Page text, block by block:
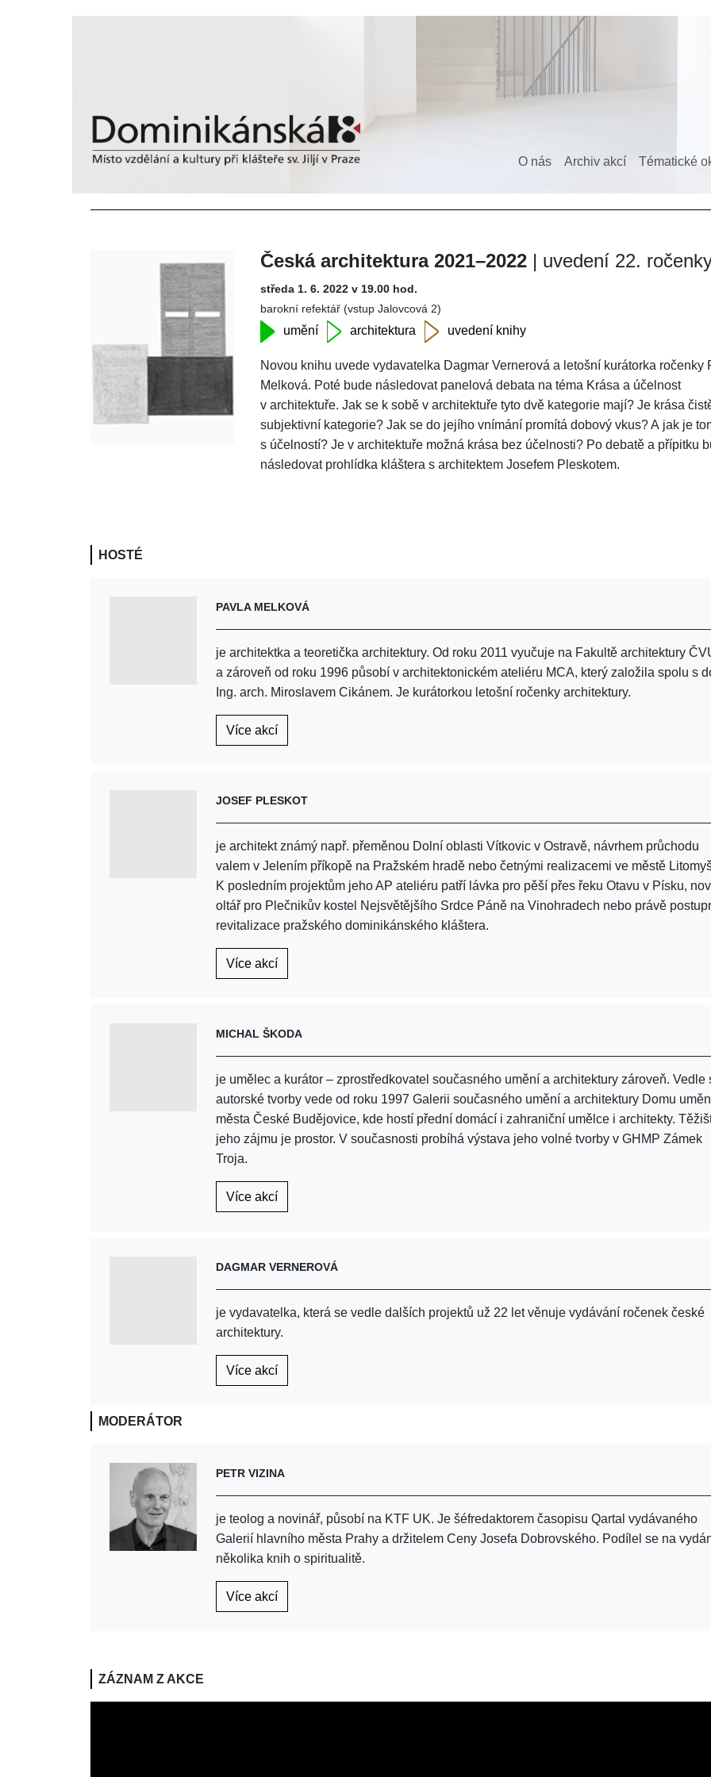
O nás Archiv akcí Tématické
Česká architektura 2021–2022| uvedení 22.
středa 1. 6. 2022 v 19.00 hod.
barokní refektář (vstup Jalovcová 2)
umění architektura uvedení knihy
Novou knihu uvede vydavatelka Dagmar Vernerová a letošní kurátorka ročenky
Melková. Poté bude následovat panelová debata na téma Krása a účelnost
v architektuře. Jak se k sobě v architektuře tyto dvě kategorie mají? Je krása
subjektivní kategorie? Jak se do jejího vnímání promítá dobový vkus? A jak je
s účelností? Je v architektuře možná krása bez účelnosti? Po debatě a přípitku
následovat prohlídka kláštera s architektem Josefem Pleskotem.
HOSTÉ
PAVLA MELKOVÁ
je architektka a teoretička architektury. Od roku 2011 vyučuje na Fakultě architektury
a zároveň od roku 1996 působí v architektonickém ateliéru MCA, který založila spolu s
Ing. arch. Miroslavem Cikánem. Je kurátorkou letošní ročenky architektury.
Více akcí
JOSEF PLESKOT
je architekt známý např. přeměnou Dolní oblasti Vítkovic v Ostravě, návrhem průchodu
valem v Jelením příkopě na Pražském hradě nebo četnými realizacemi ve městě
K posledním projektům jeho AP ateliéru patří lávka pro pěší přes řeku Otavu v Písku,
oltář pro Plečnikův kostel Nejsvětějšího Srdce Páně na Vinohradech nebo právě
revitalizace pražského dominikánského kláštera.
Více akcí
MICHAL ŠKODA
je umělec a kurátor – zprostředkovatel současného umění a architektury zároveň. Vedle
autorské tvorby vede od roku 1997 Galerii současného umění a architektury Domu
města České Budějovice, kde hostí přední domácí i zahraniční umělce i architekty.
jeho zájmu je prostor. V současnosti probíhá výstava jeho volné tvorby v GHMP Zámek
Troja.
Více akcí
DAGMAR VERNEROVÁ
je vydavatelka, která se vedle dalších projektů už 22 let věnuje vydávání ročenek české
architektury.
Více akcí
MODERÁTOR
PETR VIZINA
je teolog a novinář, působí na KTF UK. Je šéfredaktorem časopisu Qartal vydávaného
Galerií hlavního města Prahy a držitelem Ceny Josefa Dobrovského. Podílel se na
několika knih o spiritualitě.
Více akcí
ZÁZNAM Z AKCE